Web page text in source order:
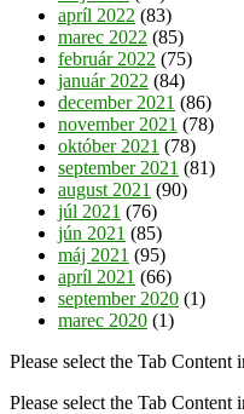
apríl 2022 (83)
marec 2022 (85)
február 2022 (75)
január 2022 (84)
december 2021 (86)
november 2021 (78)
október 2021 (78)
september 2021 (81)
august 2021 (90)
júl 2021 (76)
jún 2021 (85)
máj 2021 (95)
apríl 2021 (66)
september 2020 (1)
marec 2020 (1)
Please select the Tab Content
Please select the Tab Content